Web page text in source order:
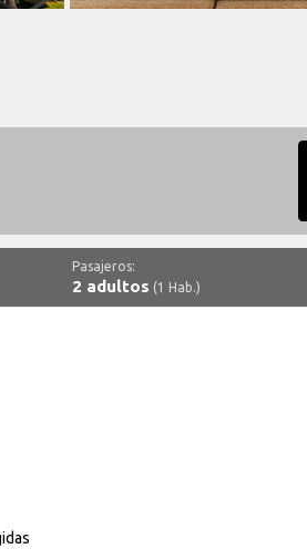
Pasajeros:
2 adultos (1 Hab.)